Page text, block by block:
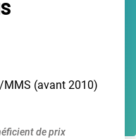
MMS (avant 2010)
de prix